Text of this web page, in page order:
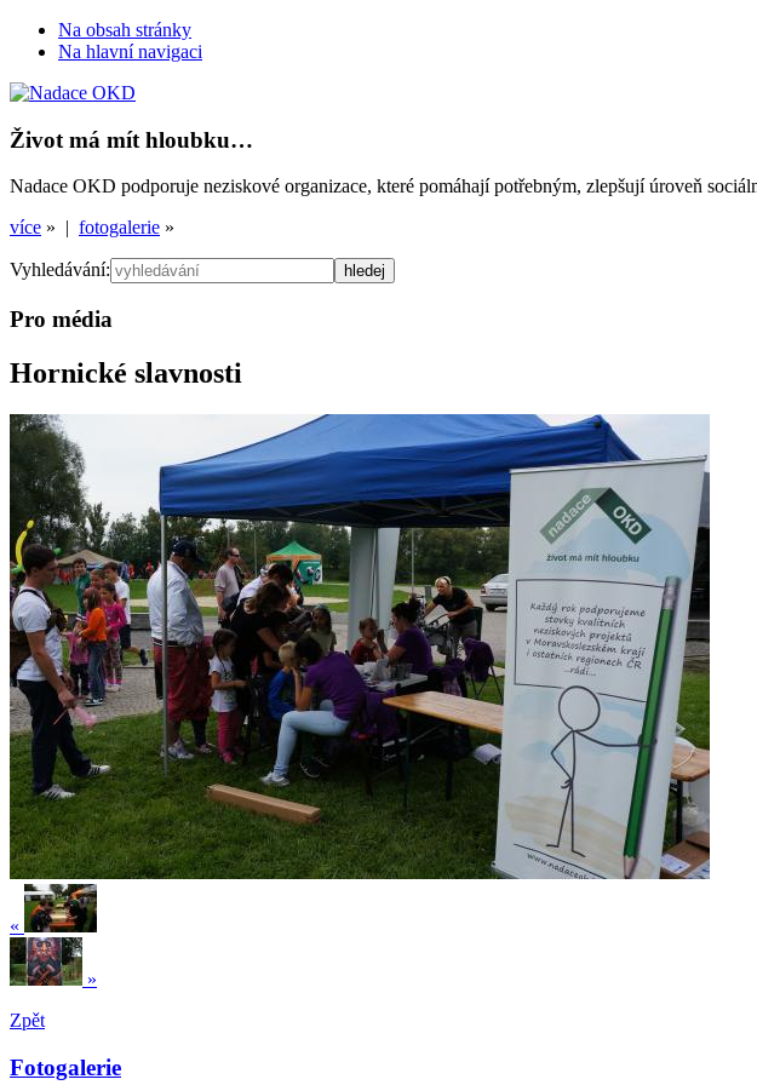
Na obsah stránky
Na hlavní navigaci
Život má mít hloubku…
Nadace OKD podporuje neziskové organizace, které pomáhají potřebným, zlepšují úroveň
více » | fotogalerie »
Vyhledávání:
Pro média
Hornické slavnosti
«
»
Zpět
Fotogalerie